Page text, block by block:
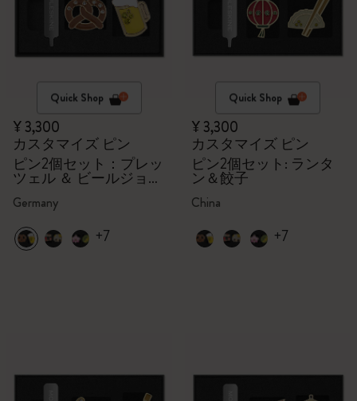
Quick Shop
¥ 3,300
カスタマイズ ピン
ピン2個セット：プレッ
ツェル ＆ ビールジョッ
キ
Germany
+7
Quick Shop
¥ 3,300
カスタマイズ ピン
ピン2個セット: ランタ
ン＆餃子
China
+7